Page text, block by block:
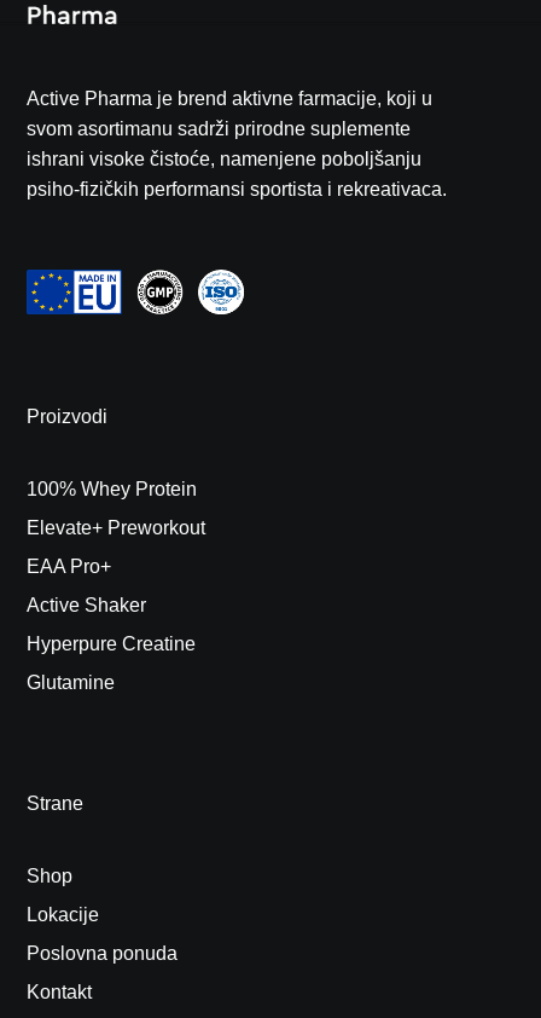
Nema proizvoda u korpi.
Active Pharma je brend aktivne farmacije, koji u
svom asortimanu sadrži prirodne suplemente
ishrani visoke čistoće, namenjene poboljšanju
psiho-fizičkih performansi sportista i rekreativaca.
Proizvodi
100% Whey Protein
Elevate+ Preworkout
EAA Pro+
Active Shaker
Hyperpure Creatine
Glutamine
Strane
Shop
Lokacije
Poslovna ponuda
Kontakt